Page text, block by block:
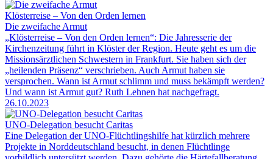
Klösterreise – Von den Orden lernen
Die zweifache Armut
„Klösterreise – Von den Orden lernen“: Die Jahresserie der
Kirchenzeitung führt in Klöster der Region. Heute geht es um die
Missionsärztlichen Schwestern in Frankfurt. Sie haben sich der
„heilenden Präsenz“ verschrieben. Auch Armut haben sie
versprochen. Wann ist Armut schlimm und muss bekämpft werden?
Und wann ist Armut gut? Ruth Lehnen hat nachgefragt.
26.10.2023
UNO-Delegation besucht Caritas
Eine Delegation der UNO-Flüchtlingshilfe hat kürzlich mehrere
Projekte in Norddeutschland besucht, in denen Flüchtlinge